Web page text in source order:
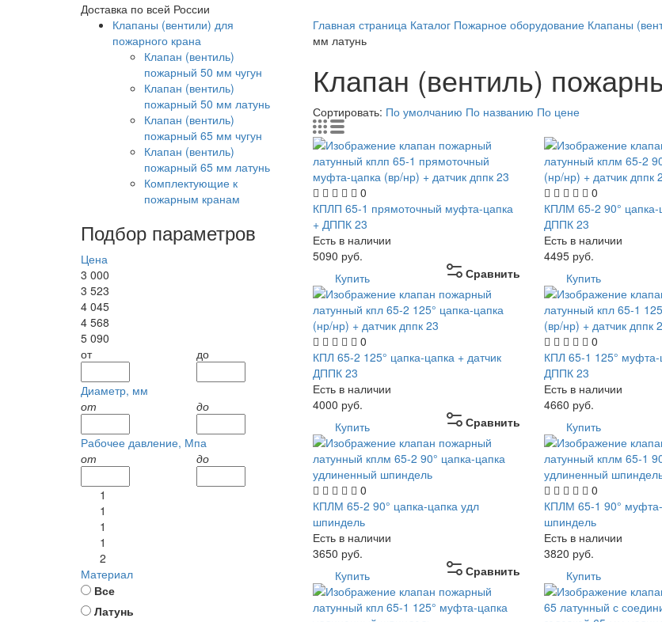
Доставка по всей России
Клапаны (вентили) для
пожарного крана
Клапан (вентиль)
пожарный 50 мм чугун
Клапан (вентиль)
пожарный 50 мм латунь
Клапан (вентиль)
пожарный 65 мм чугун
Клапан (вентиль)
пожарный 65 мм латунь
Комплектующие к
пожарным кранам
Подбор параметров
Цена
3 000
3 523
4 045
4 568
5 090
от
до
Диаметр, мм
от
до
Рабочее давление, Мпа
от
до
1
1
1
1
2
Материал
Все
Латунь
Главная страница Каталог Пожарное оборудование Клапаны
мм латунь
Клапан (вентиль)
Сортировать: По умолчанию По названию По цене
0
КПЛП 65-1 прямоточный муфта-цапка
+ ДППК 23
Есть в наличии
5090 руб.
Сравнить
Купить
0
КПЛМ 65-2 90° цапка-
ДППК 23
Есть в наличии
4495 руб.
Купить
0
КПЛ 65-2 125° цапка-цапка + датчик
ДППК 23
Есть в наличии
4000 руб.
Сравнить
Купить
0
КПЛ 65-1 125° муфта-
ДППК 23
Есть в наличии
4660 руб.
Купить
0
КПЛМ 65-2 90° цапка-цапка удл
шпиндель
Есть в наличии
3650 руб.
Сравнить
Купить
0
КПЛМ 65-1 90°
шпиндель
Есть в наличии
3820 руб.
Купить